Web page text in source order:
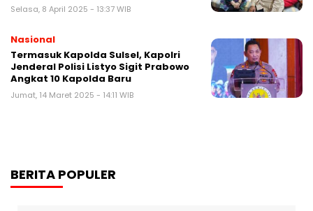
Selasa, 8 April 2025 - 13:37 WIB
Nasional
Termasuk Kapolda Sulsel, Kapolri
Jenderal Polisi Listyo Sigit Prabowo
Angkat 10 Kapolda Baru
Jumat, 14 Maret 2025 - 14:11 WIB
BERITA POPULER